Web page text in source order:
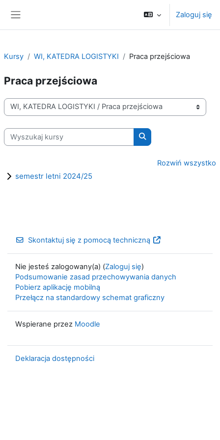
Zaloguj się
Kursy WI, KATEDRA LOGISTYKI Praca przejściowa
Praca przejściowa
Kategorie kursów
Wyszukaj kursy
Wyszukaj kursy
Rozwiń wszystko
semestr letni 2024/25
Skontaktuj się z pomocą techniczną
Nie jesteś zalogowany(a) (Zaloguj się)
Podsumowanie zasad przechowywania danych
Pobierz aplikację mobilną
Przełącz na standardowy schemat graficzny
Wspierane przez Moodle
Deklaracja dostępności